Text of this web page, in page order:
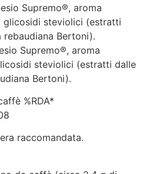
Supremo®, aroma
glicosidi steviolici (estratti
Bertoni).
Supremo®, aroma
steviolici (estratti dalle
Bertoni).
%RDA*
raccomandata.